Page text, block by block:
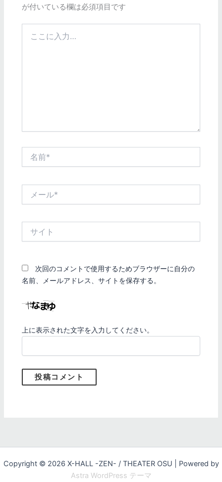
が付いている欄は必須項目です
次回のコメントで使用するためブラウザーに自分の
名前、メールアドレス、サイトを保存する。
上に表示された文字を入力してください。
Copyright © 2026 X-HALL -ZEN- / THEATER OSU | Powered by
Astra WordPress テーマ